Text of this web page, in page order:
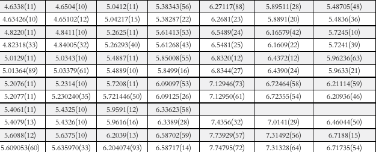
4.6338(11) 4.6504(10) 5.0412(11) 5.38343(56) 6.27117(88) 5.89511(28)
5.48705(48)
4.63426(10) 4.65102(12) 5.04217(15) 5.38287(22) 6.2681(23) 5.8891(20) 5.4836(36)
4.8220(11) 4.8411(10) 5.2625(11) 5.61413(53) 6.5489(24) 6.16579(42)
5.7245(10)
4.82318(33) 4.84005(32) 5.26293(40) 5.61268(43) 6.5481(25) 6.1609(22) 5.7241(39)
5.0129(11) 5.0343(10) 5.4887(11) 5.85008(55) 6.8320(12) 6.4372(12)
5.96236(63)
5.01364(89) 5.03379(61) 5.4889(10) 5.8499(16) 6.8344(27) 6.4390(24) 5.9633(21)
5.2076(11) 5.2314(10) 5.7208(11) 6.09097(53) 7.12946(73) 6.72464(58)
6.21114(59)
5.2077(11) 5.230240(35) 5.721446(50) 6.09125(26) 7.12950(61) 6.72355(54) 6.20936(46)
5.4061(11) 5.4325(10) 5.9591(12)
6.33623(58)
5.4079(13) 5.4326(10) 5.9616(16) 6.3389(28) 7.4356(32) 7.0141(29) 6.46044(50)
5.6088(12) 5.6375(10) 6.2039(13) 6.58702(59) 7.73929(57) 7.31492(56)
6.7188(15)
5.609053(60) 5.635970(33) 6.204074(93) 6.58717(14) 7.74795(72) 7.31328(64) 6.71735(54)